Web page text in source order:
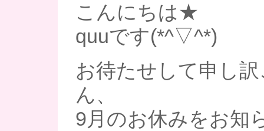
こんにちは★
quuです(*^▽^*)
お待たせして申し
ん、
9月のお休みをお知